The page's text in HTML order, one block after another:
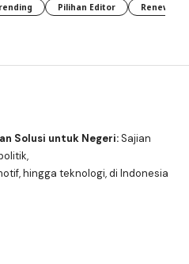
Pilihan Editor
Solusi untuk Negeri:Sajian
hingga teknologi, di Indonesia